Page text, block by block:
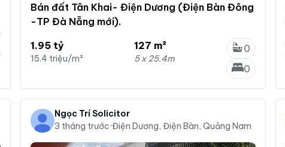
Bán đất Tân Khai- Điện Dương (Điện Bàn Đông
-TP Đà Nẵng mới).
1.95 tỷ
15.4 triệu/m²
127 m²
5 x 25.4m
0
0
Ngọc Trí Solicitor
3 tháng trước·Điện Dương, Điện Bàn, Quảng Nam